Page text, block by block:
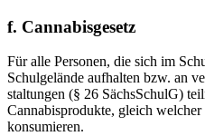
f. Cannabisgesetz
Für alle Per­so­nen, die sich im
Schul­ge­län­de auf­hal­ten bzw. an
stal­tun­gen (§ 26 Sächs­SchulG)
Can­na­bis­pro­duk­te, gleich
konsumieren.